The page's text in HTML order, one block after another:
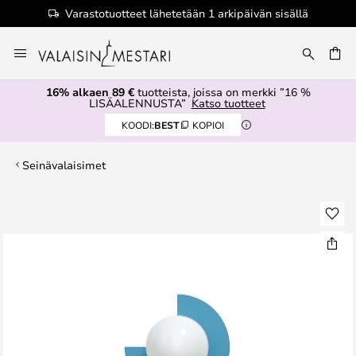
Varastotuotteet lähetetään 1 arkipäivän sisällä
to
Content
16% alkaen 89 €tuotteista, joissa on merkki ”16 %
LISÄALENNUSTA” Katso tuotteet
KOODI:BEST KOPIOI
Seinävalaisimet